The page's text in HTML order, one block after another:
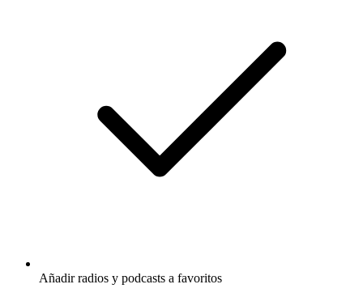
Añadir radios y podcasts a favoritos